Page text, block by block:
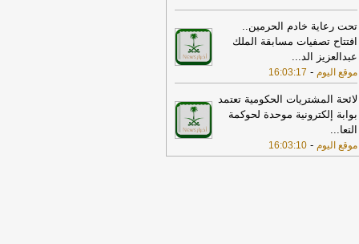
17:37
الخارجية الأميركية: على الأميركيين
الشرق الأوسط أن يعيدوا النظر في
إلى المنطقة
15:10
«الأرصاد»:الرياض والدمام الأعلى
بـ46 مئوية.. وأبها الأدنى
- صحيفة
الإلكترونية
21:52
ضبط 23 كيلوجرامًا من الحشيش
تحت رعاية خادم الحرمين..
افتتاح تصفيات مسابقة الملك
عبدالعزيز الد...
موقع اليوم -
16:03:17
لائحة المشتريات الحكومية تعتمد
بوابة إلكترونية موحدة لحوكمة
التعا...
موقع اليوم -
16:03:10